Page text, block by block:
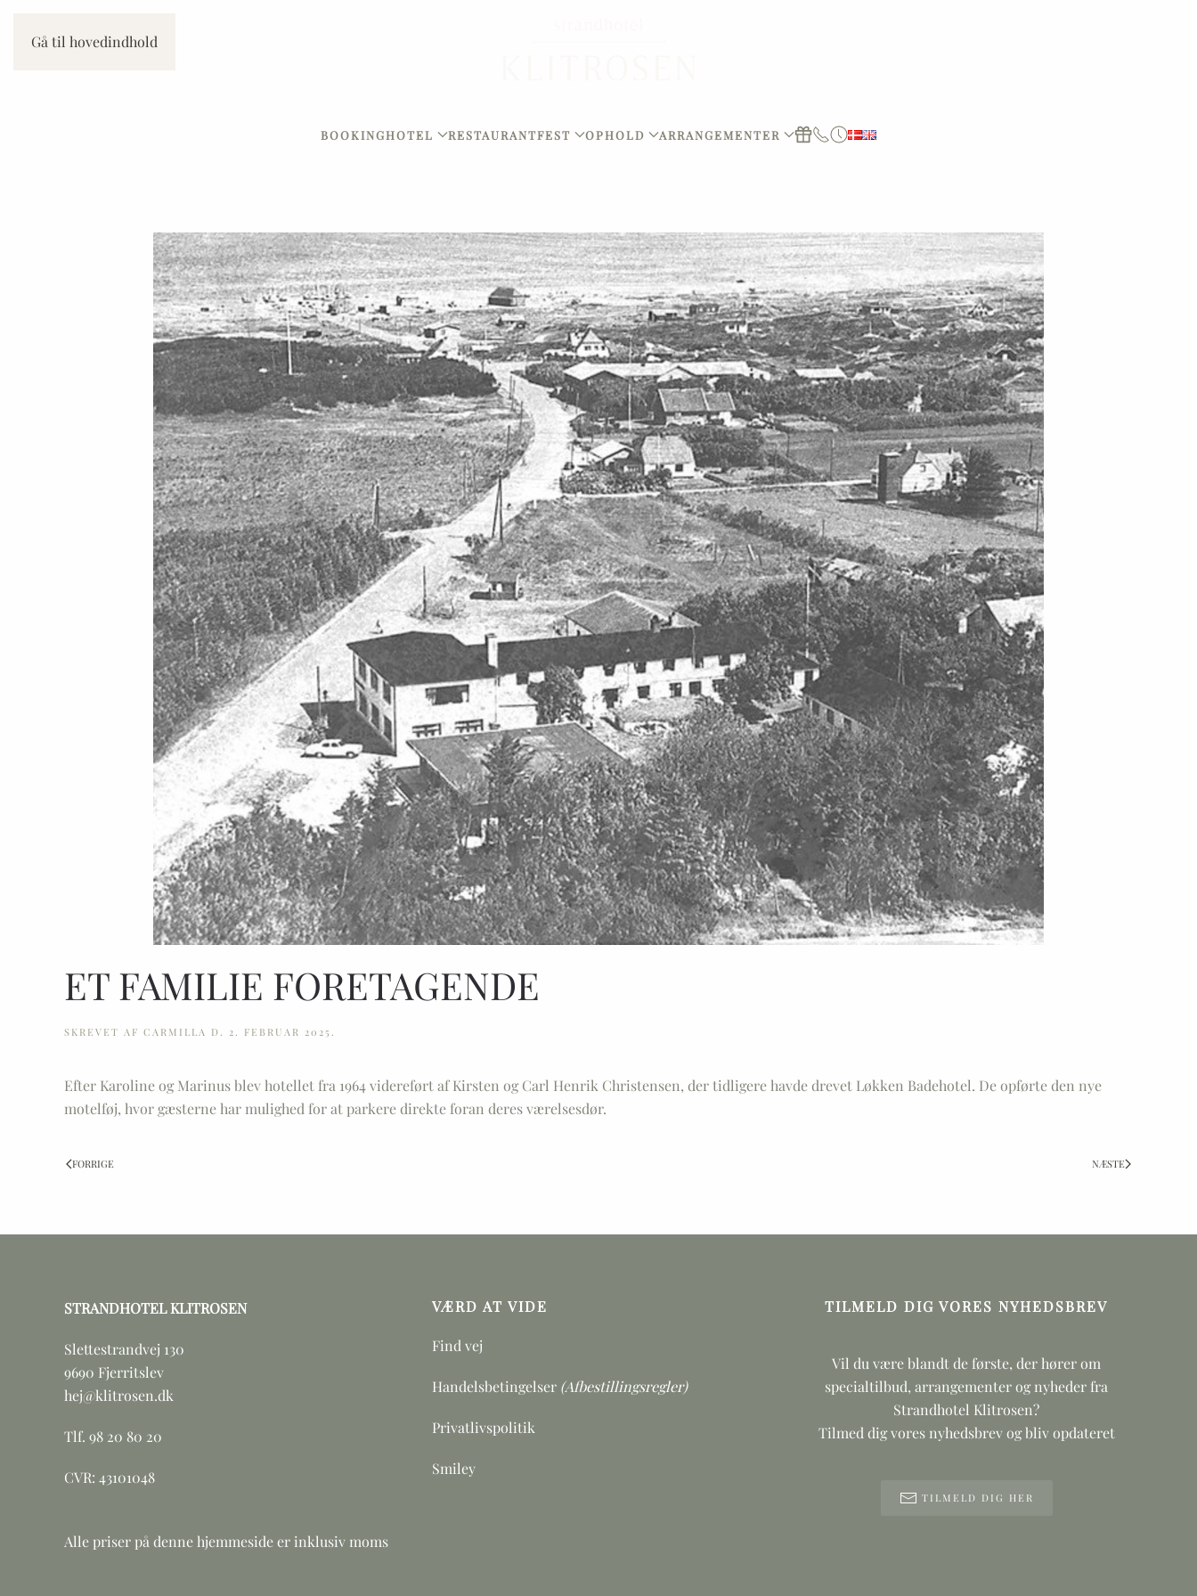
Gå til hovedindhold
BOOKINGHOTEL RESTAURANTFEST OPHOLD ARRANGEMENTER
ET FAMILIE FORETAGENDE
SKREVET AF CARMILLA D. 2. FEBRUAR 2025 .
Efter Karoline og Marinus blev hotellet fra 1964 videreført af Kirsten og Carl Henrik Christensen, der tidligere havde drevet Løkken Badehotel. De opførte den nye
motelføj, hvor gæsterne har mulighed for at parkere direkte foran deres værelsesdør.
FORRIGE NÆSTE
STRANDHOTEL KLITROSEN
Slettestrandvej 130
9690 Fjerritslev
hej@klitrosen.dk
Tlf. 98 20 80 20
CVR: 43101048
Alle priser på denne hjemmeside er inklusiv moms
VÆRD AT VIDE
Find vej
Handelsbetingelser (Afbestillingsregler)
Privatlivspolitik
Smiley
TILMELD DIG VORES NYHEDSBREV
Vil du være blandt de første, der hører om
specialtilbud, arrangementer og nyheder fra
Strandhotel Klitrosen?
Tilmed dig vores nyhedsbrev og bliv opdateret
TILMELD DIG HER